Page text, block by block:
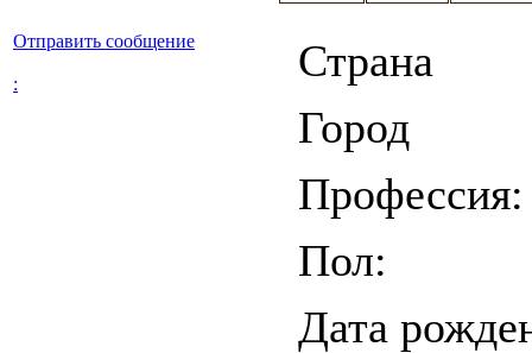
Отправить сообщение
:
Страна
Город
Профессия:
Пол:
Дата